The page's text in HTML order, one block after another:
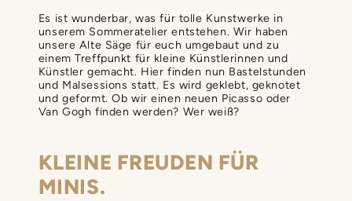
Es ist wunderbar, was für tolle Kunstwerke in
unserem Sommeratelier entstehen. Wir haben
unsere Alte Säge für euch umgebaut und zu
einem Treffpunkt für kleine Künstlerinnen und
Künstler gemacht. Hier finden nun Bastelstunden
und Malsessions statt. Es wird geklebt, geknotet
und geformt. Ob wir einen neuen Picasso oder
Van Gogh finden werden? Wer weiß?
KLEINE FREUDEN FÜR
MINIS.